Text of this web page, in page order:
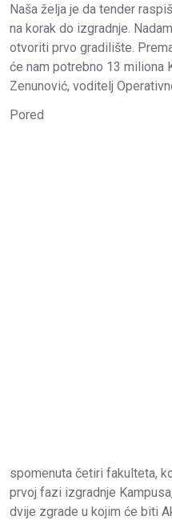
Naša želja je da tender
na korak do izgradnje.
otvoriti prvo gradilište.
će nam potrebno 13 miliona
Zenunović, voditelj
Pored
spomenuta četiri fakulteta,
prvoj fazi izgradnje
dvije zgrade u kojim će biti